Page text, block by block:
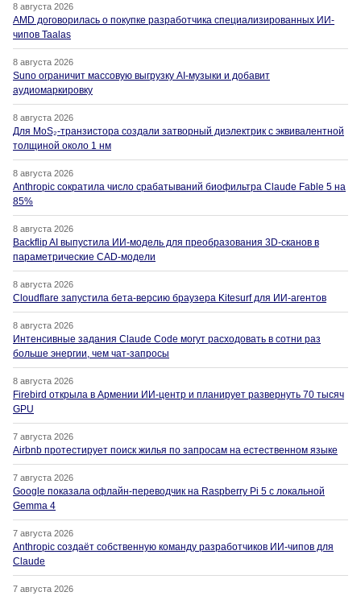
8 августа 2026
AMD договорилась о покупке разработчика специализированных ИИ-
чипов Taalas
8 августа 2026
Suno ограничит массовую выгрузку AI-музыки и добавит
аудиомаркировку
8 августа 2026
Для MoS₂-транзистора создали затворный диэлектрик с эквивалентной
толщиной около 1 нм
8 августа 2026
Anthropic сократила число срабатываний биофильтра Claude Fable 5 на
85%
8 августа 2026
Backflip AI выпустила ИИ-модель для преобразования 3D-сканов в
параметрические CAD-модели
8 августа 2026
Cloudflare запустила бета-версию браузера Kitesurf для ИИ-агентов
8 августа 2026
Интенсивные задания Claude Code могут расходовать в сотни раз
больше энергии, чем чат-запросы
8 августа 2026
Firebird открыла в Армении ИИ-центр и планирует развернуть 70 тысяч
GPU
7 августа 2026
Airbnb протестирует поиск жилья по запросам на естественном языке
7 августа 2026
Google показала офлайн-переводчик на Raspberry Pi 5 с локальной
Gemma 4
7 августа 2026
Anthropic создаёт собственную команду разработчиков ИИ-чипов для
Claude
7 августа 2026